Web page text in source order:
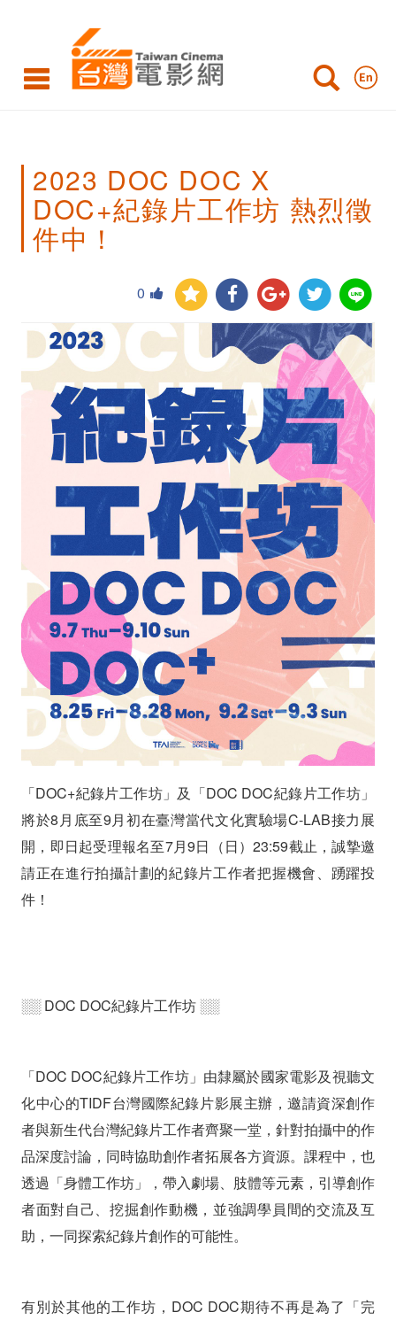
DOC
DOC+紀
工
坊
熱
烈
中！
2023 DOC DOC X
DOC+紀錄片工作坊 熱烈徵
件中！
0
「DOC+紀錄片工作坊」及「DOC DOC紀錄片工作坊」
將於8月底至9月初在臺灣當代文化實驗場C-LAB接力展
開，即日起受理報名至7月9日（日）23:59截止，誠摯邀
請正在進行拍攝計劃的紀錄片工作者把握機會、踴躍投
件！
░░ DOC DOC紀錄片工作坊 ░░
「DOC DOC紀錄片工作坊」由隸屬於國家電影及視聽文
化中心的TIDF台灣國際紀錄片影展主辦，邀請資深創作
者與新生代台灣紀錄片工作者齊聚一堂，針對拍攝中的作
品深度討論，同時協助創作者拓展各方資源。課程中，也
透過「身體工作坊」，帶入劇場、肢體等元素，引導創作
者面對自己、挖掘創作動機，並強調學員間的交流及互
助，一同探索紀錄片創作的可能性。
有別於其他的工作坊，DOC DOC期待不再是為了「完